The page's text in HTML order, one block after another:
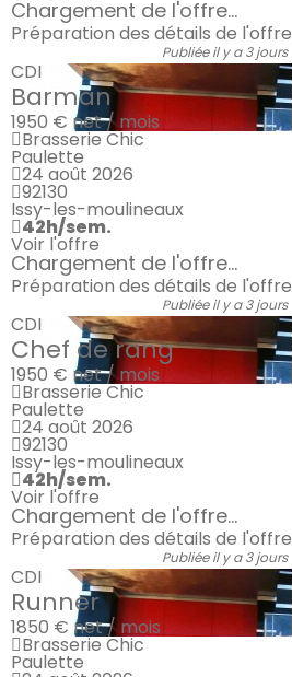
Chargement de l'offre...
Préparation des détails de l'offre
Publiée il y a 3 jours
CDI
Barman
1950 € net / mois
Brasserie Chic
Paulette
24 août 2026
92130
Issy-les-moulineaux
42h/sem.
Voir l'offre
Chargement de l'offre...
Préparation des détails de l'offre
Publiée il y a 3 jours
CDI
Chef de rang
1950 € net / mois
Brasserie Chic
Paulette
24 août 2026
92130
Issy-les-moulineaux
42h/sem.
Voir l'offre
Chargement de l'offre...
Préparation des détails de l'offre
Publiée il y a 3 jours
CDI
Runner
1850 € net / mois
Brasserie Chic
Paulette